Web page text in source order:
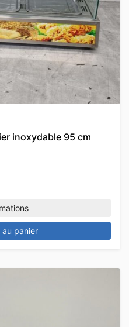
inoxydable 95 cm
au panier